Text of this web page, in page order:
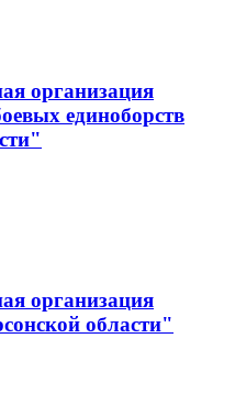
организация
единоборств
организация
области"